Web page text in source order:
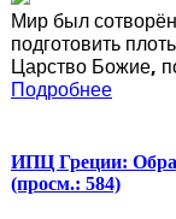
Мир был
подготовить
Царство Божие,
Подробнее
ИПЦ Греции:
(просм.: 584)